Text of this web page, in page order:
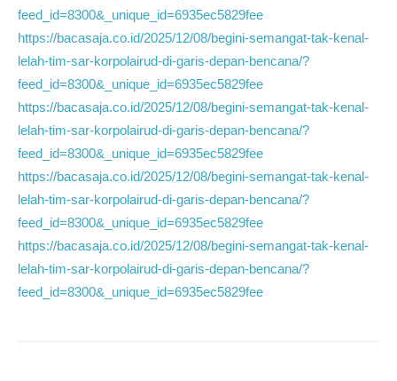
feed_id=8300&_unique_id=6935ec5829fee
https://bacasaja.co.id/2025/12/08/begini-semangat-tak-kenal-
lelah-tim-sar-korpolairud-di-garis-depan-bencana/?
feed_id=8300&_unique_id=6935ec5829fee
https://bacasaja.co.id/2025/12/08/begini-semangat-tak-kenal-
lelah-tim-sar-korpolairud-di-garis-depan-bencana/?
feed_id=8300&_unique_id=6935ec5829fee
https://bacasaja.co.id/2025/12/08/begini-semangat-tak-kenal-
lelah-tim-sar-korpolairud-di-garis-depan-bencana/?
feed_id=8300&_unique_id=6935ec5829fee
https://bacasaja.co.id/2025/12/08/begini-semangat-tak-kenal-
lelah-tim-sar-korpolairud-di-garis-depan-bencana/?
feed_id=8300&_unique_id=6935ec5829fee